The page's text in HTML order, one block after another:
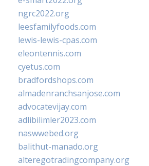
ngrc2022.org
leesfamilyfoods.com
lewis-lewis-cpas.com
eleontennis.com
cyetus.com
bradfordshops.com
almadenranchsanjose.com
advocatevijay.com
adlibilimler2023.com
naswwebed.org
balithut-manado.org
alteregotradingcompany.org